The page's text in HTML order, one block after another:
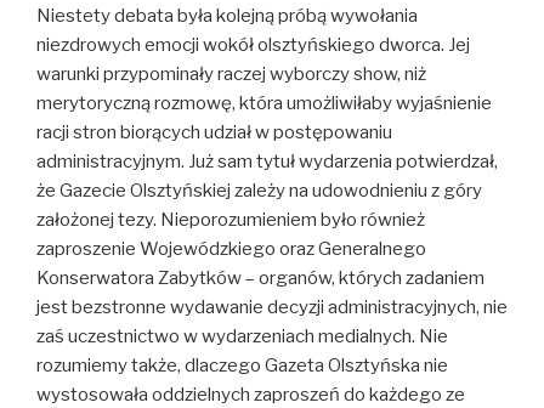
Niestety debata była kolejną próbą wywołania
niezdrowych emocji wokół olsztyńskiego dworca. Jej
warunki przypominały raczej wyborczy show, niż
merytoryczną rozmowę, która umożliwiłaby wyjaśnienie
racji stron biorących udział w postępowaniu
administracyjnym. Już sam tytuł wydarzenia potwierdzał,
że Gazecie Olsztyńskiej zależy na udowodnieniu z góry
założonej tezy. Nieporozumieniem było również
zaproszenie Wojewódzkiego oraz Generalnego
Konserwatora Zabytków – organów, których zadaniem
jest bezstronne wydawanie decyzji administracyjnych, nie
zaś uczestnictwo w wydarzeniach medialnych. Nie
rozumiemy także, dlaczego Gazeta Olsztyńska nie
wystosowała oddzielnych zaproszeń do każdego ze